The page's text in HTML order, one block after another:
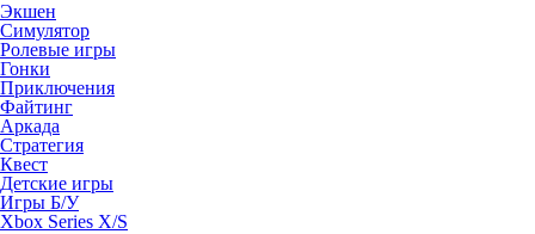
Экшен
Симулятор
Ролевые игры
Гонки
Приключения
Файтинг
Аркада
Стратегия
Квест
Детские игры
Игры Б/У
Xbox Series X/S